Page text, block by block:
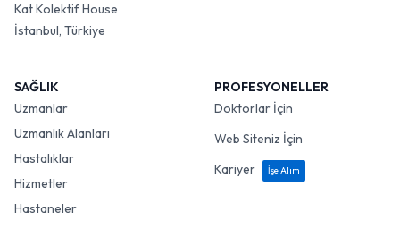
Kat Kolektif House
İstanbul, Türkiye
SAĞLIK
Uzmanlar
Uzmanlık Alanları
Hastalıklar
Hizmetler
Hastaneler
PROFESYONELLER
Doktorlar İçin
Web Siteniz İçin
Kariyer
İşe Alım